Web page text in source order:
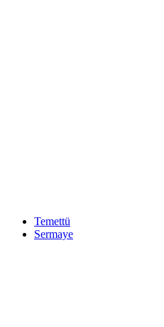
Temettü
Sermaye